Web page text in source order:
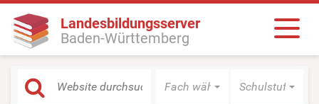
Landesbildungsserver
Baden-Württemberg
Fach wählen Schulstufe